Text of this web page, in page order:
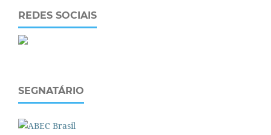
REDES SOCIAIS
SEGNATÁRIO